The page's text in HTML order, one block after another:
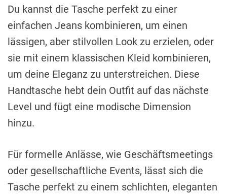
Du kannst die Tasche perfekt zu einer
einfachen Jeans kombinieren, um einen
lässigen, aber stilvollen Look zu erzielen, oder
sie mit einem klassischen Kleid kombinieren,
um deine Eleganz zu unterstreichen. Diese
Handtasche hebt dein Outfit auf das nächste
Level und fügt eine modische Dimension
hinzu.
Für formelle Anlässe, wie Geschäftsmeetings
oder gesellschaftliche Events, lässt sich die
Tasche perfekt zu einem schlichten, eleganten